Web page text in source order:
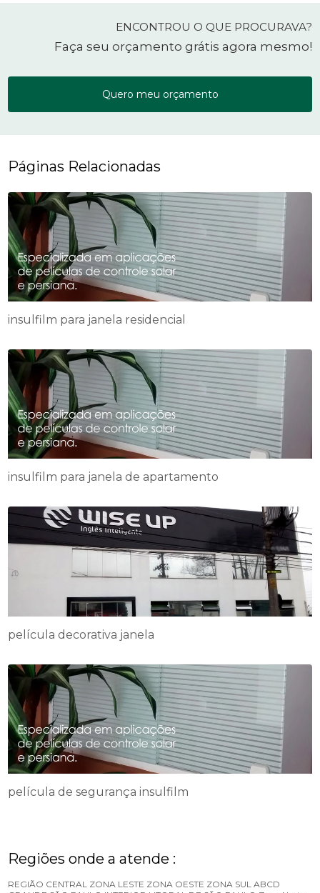
ENCONTROU O QUE PROCURAVA?
Faça seu orçamento grátis agora mesmo!
Quero meu orçamento
Páginas Relacionadas
insulfilm para janela residencial
insulfilm para janela de apartamento
película decorativa janela
película de segurança insulfilm
Regiões onde a atende :
REGIÃO CENTRAL ZONA LESTE ZONA OESTE ZONA SUL ABCD